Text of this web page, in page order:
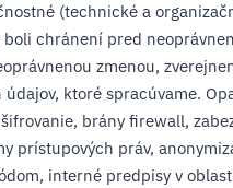
(technické a
chránení pred
zmenou,
ktoré spracúvame.
brány firewall,
prístupových práv,
interné predpisy v